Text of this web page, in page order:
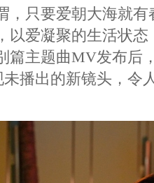
，只要爱朝大海就有
以爱凝聚的生活状
篇主题曲MV发布后
播出的新镜头，令